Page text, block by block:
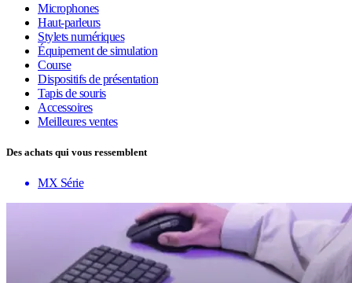
Microphones
Haut-parleurs
Stylets numériques
Équipement de simulation
Course
Dispositifs de présentation
Tapis de souris
Accessoires
Meilleures ventes
Des achats qui vous ressemblent
MX Série